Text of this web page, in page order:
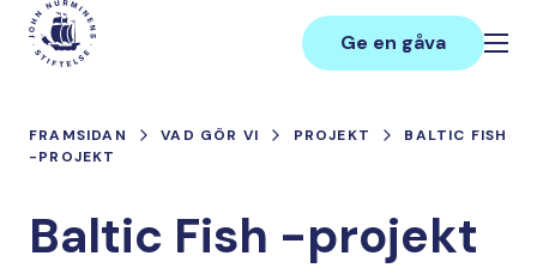
Hoppa
innehåll
Main
Ge en gåva
FRAMSIDAN VAD GÖR VI PROJEKT
BALTIC FISH
-PROJEKT
Baltic Fish -projekt